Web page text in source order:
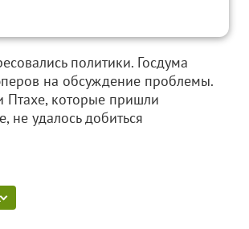
политики. Госдума
на обсуждение проблемы.
Птахе, которые пришли
не удалось добиться